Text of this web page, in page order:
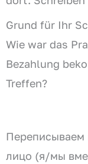
Grund für Ihr
Wie war das
Bezahlung
Treffen?
Переписываем
лицо (я/мы